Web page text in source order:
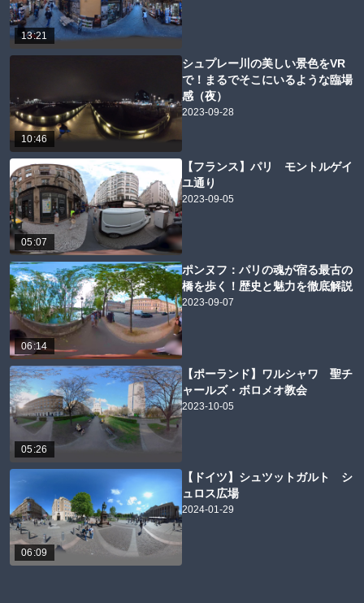
13:21
10:46
シュプレー川の美しい景色をVR
で！まるでそこにいるような臨場
感（夜）
2023-09-28
05:07
【フランス】パリ モントルゲイ
ユ通り
2023-09-05
06:14
ポンヌフ：パリの魂が宿る最古の
橋を歩く！歴史と魅力を徹底解説
2023-09-07
05:26
【ポーランド】ワルシャワ 聖チ
ャールズ・ボロメオ教会
2023-10-05
06:09
【ドイツ】シュツットガルト シ
ュロス広場
2024-01-29